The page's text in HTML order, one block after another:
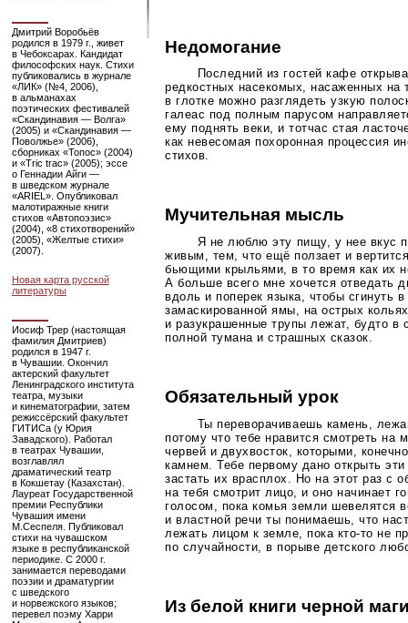
Дмитрий Воробьёв
родился в 1979 г., живет
в Чебоксарах. Кандидат
философских наук. Стихи
публиковались в журнале
«ЛИК» (№4, 2006),
в альманахах
поэтических фестивалей
«Скандинавия — Волга»
(2005) и «Скандинавия —
Поволжье» (2006),
сборниках «Топос» (2004)
и «Tric trac» (2005); эссе
о Геннадии Айги —
в шведском журнале
«ARIEL». Опубликовал
малотиражные книги
стихов «Автопоэзис»
(2004), «8 стихотворений»
(2005), «Желтые стихи»
(2007).
Новая карта русской
литературы
Иосиф Трер (настоящая
фамилия Дмитриев)
родился в 1947 г.
в Чувашии. Окончил
актерский факультет
Ленинградского института
театра, музыки
и кинематографии, затем
режиссёрский факультет
ГИТИСа (у Юрия
Завадского). Работал
в театрах Чувашии,
возглавлял
драматический театр
в Кокшетау (Казахстан).
Лауреат Государственной
премии Республики
Чувашия имени
М.Сеспеля. Публиковал
стихи на чувашском
языке в республиканской
периодике. С 2000 г.
занимается переводами
поэзии и драматургии
с шведского
и норвежского языков;
перевел поэму Харри
Недомогание
Последний из гостей кафе
редкостных насекомых, насаженных на
в глотке можно разглядеть узкую
галеас под полным парусом
ему поднять веки, и тотчас стая
как невесомая похоронная процессия
стихов.
Мучительная мысль
Я не люблю эту пищу, у нее вкус
живым, тем, что ещё ползает и
бьющими крыльями, в то время как их
А больше всего мне хочется отведать
вдоль и поперек языка, чтобы сгинуть
замаскированной ямы, на острых
и разукрашенные трупы лежат, будто в
полной тумана и страшных сказок.
Обязательный урок
Ты переворачиваешь камень,
потому что тебе нравится смотреть на
червей и двухвосток, которыми,
камнем. Тебе первому дано открыть
застать их врасплох. Но на этот раз с
на тебя смотрит лицо, и оно начинает
голосом, пока комья земли шевелятся
и властной речи ты понимаешь, что
лежать лицом к земле, пока кто-то не
по случайности, в порыве детского
Из белой книги черной